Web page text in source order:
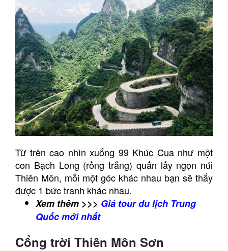
Từ trên cao nhìn xuống 99 Khúc Cua như một
con Bạch Long (rồng trắng) quấn lấy ngọn núi
Thiên Môn, mỗi một góc khác nhau bạn sẽ thấy
được 1 bức tranh khác nhau.
Xem thêm >>> Giá tour du lịch Trung
Quốc mới nhất
Cổng trời Thiên Môn Sơn